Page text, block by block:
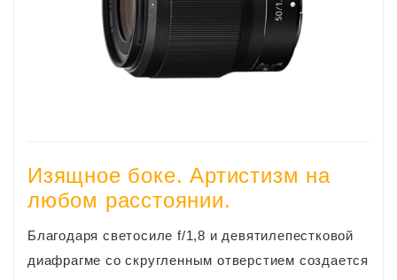
Изящное боке. Артистизм на
любом расстоянии.
Благодаря светосиле f/1,8 и девятилепестковой
диафрагме со скругленным отверстием создается